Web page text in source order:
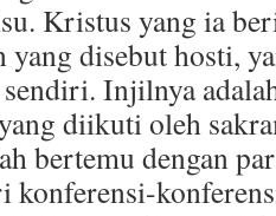
Kristus yang ia
yang disebut hosti,
Injilnya
diikuti oleh
bertemu dengan
konferensi-